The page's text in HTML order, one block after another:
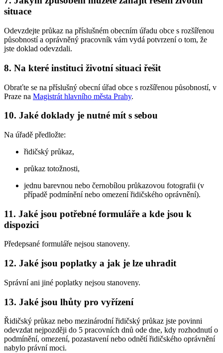
situace
Odevzdejte průkaz na příslušném obecním úřadu obce s rozšířenou
působností a oprávněný pracovník vám vydá potvrzení o tom, že
jste doklad odevzdali.
8. Na které instituci životní situaci řešit
Obraťte se na příslušný obecní úřad obce s rozšířenou působností, v
Praze na Magistrát hlavního města Prahy.
10. Jaké doklady je nutné mít s sebou
Na úřadě předložte:
řidičský průkaz,
průkaz totožnosti,
jednu barevnou nebo černobílou průkazovou fotografii (v
případě podmínění nebo omezení řidičského oprávnění).
11. Jaké jsou potřebné formuláře a kde jsou k
dispozici
Předepsané formuláře nejsou stanoveny.
12. Jaké jsou poplatky a jak je lze uhradit
Správní ani jiné poplatky nejsou stanoveny.
13. Jaké jsou lhůty pro vyřízení
Řidičský průkaz nebo mezinárodní řidičský průkaz jste povinni
odevzdat nejpozději do 5 pracovních dnů ode dne, kdy rozhodnutí o
podmínění, omezení, pozastavení nebo odnětí řidičského oprávnění
nabylo právní moci.